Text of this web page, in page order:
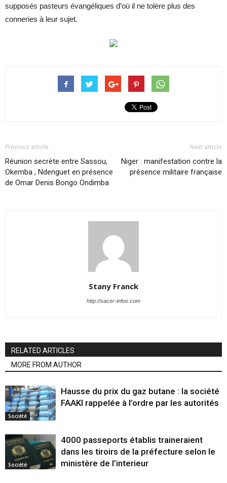
supposés pasteurs évangéliques d’où il ne tolère plus des
conneries à leur sujet.
Previous article
Réunion secrète entre Sassou,
Okemba , Ndenguet en présence
de Omar Denis Bongo Ondimba
Next article
Niger : manifestation contre la
présence militaire française
Stany Franck
http://sacer-infos.com
RELATED ARTICLES
MORE FROM AUTHOR
Société
Hausse du prix du gaz butane : la société
FAAKI rappelée à l’ordre par les autorités
Société
4000 passeports établis traineraient
dans les tiroirs de la préfecture selon le
ministère de l’interieur